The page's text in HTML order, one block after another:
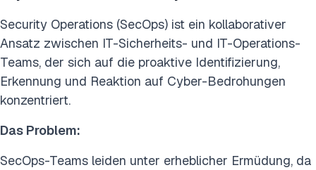
Security Operations (SecOps) ist ein kollaborativer
Ansatz zwischen IT-Sicherheits- und IT-Operations-
Teams, der sich auf die proaktive Identifizierung,
Erkennung und Reaktion auf Cyber-Bedrohungen
konzentriert.
Das Problem:
SecOps-Teams leiden unter erheblicher Ermüdung, da